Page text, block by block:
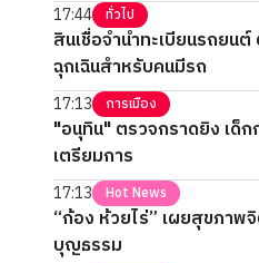
17:44 ทั่วไป
สินเชื่อจำนำทะเบียนรถยน
ฉุกเฉินสำหรับคนมีรถ
17:13 การเมือง
"อนุทิน" ตรวจกราดยิง เด็ก
เตรียมการ
17:13 Hot News
“ก้อง ห้วยไร่” เผยสุขภา
บุญธรรม